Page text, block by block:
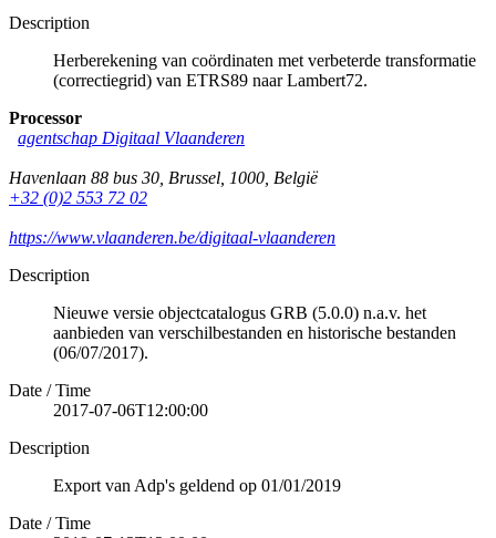
Description
Herberekening van coördinaten met verbeterde transformatie
(correctiegrid) van ETRS89 naar Lambert72.
Processor
agentschap Digitaal Vlaanderen
Havenlaan 88 bus 30 Brussel 1000 België
+32 (0)2 553 72 02
https://www.vlaanderen.be/digitaal-vlaanderen
Description
Nieuwe versie objectcatalogus GRB (5.0.0) n.a.v. het
aanbieden van verschilbestanden en historische bestanden
(06/07/2017).
Date / Time
2017-07-06T12:00:00
Description
Export van Adp's geldend op 01/01/2019
Date / Time